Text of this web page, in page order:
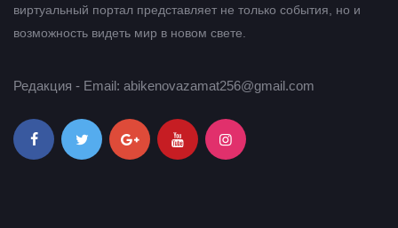
виртуальный портал представляет не только события, но и
возможность видеть мир в новом свете.
Редакция - Email: abikenovazamat256@gmail.com